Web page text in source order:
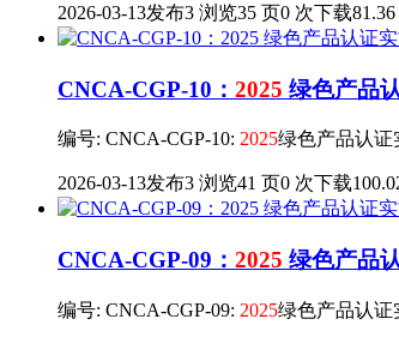
2026-03-13发布3 浏览35 页0 次下载
CNCA-CGP-10： 2025 绿色产品
编号: CNCA-CGP-10: 2025绿色产品认证
2026-03-13发布3 浏览41 页0 次下载
CNCA-CGP-09： 2025 绿色产品
编号: CNCA-CGP-09: 2025绿色产品认证